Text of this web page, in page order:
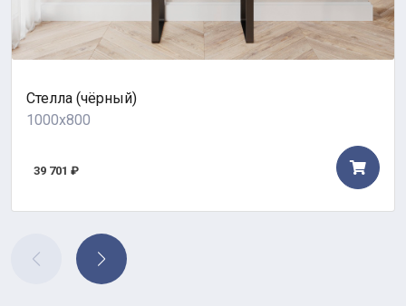
Стелла (чёрный)
1000x800
39 701 ₽